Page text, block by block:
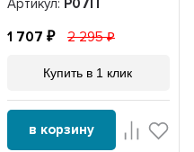
Артикул: Р07П
1 707 2 295
Купить в 1 клик
в корзину